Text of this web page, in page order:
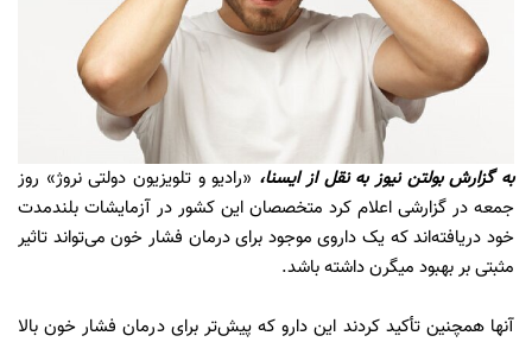
به گزارشبولتن نیوزبه نقل از ایسنا، «رادیو و تلویزیون دولتی نروژ» روز
جمعه در گزارشی اعلام کرد متخصصان این کشور در آزمایشات بلندمدت
خود دریافته‌اند که یک داروی موجود برای درمان فشار خون می‌تواند تاثیر
مثبتی بر بهبود میگرن داشته باشد.
آنها همچنین تأکید کردند این دارو که پیش‌تر برای درمان فشار خون بالا